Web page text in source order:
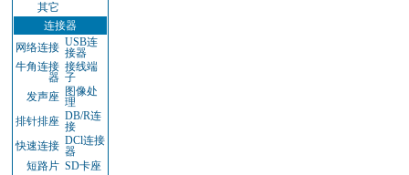
其它
连接器
网络连接 USB连
接器
牛角连接
器
接线端
子
发声座 图像处
理
排针排座 DB/R连
接
快速连接 DCl连接
器
短路片 SD卡座